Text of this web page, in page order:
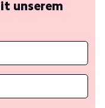
unserem